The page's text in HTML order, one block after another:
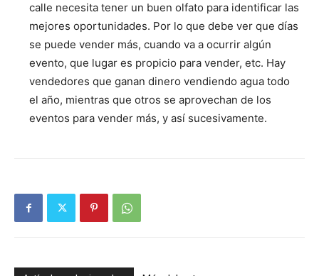
calle necesita tener un buen olfato para identificar las
mejores oportunidades. Por lo que debe ver que días
se puede vender más, cuando va a ocurrir algún
evento, que lugar es propicio para vender, etc. Hay
vendedores que ganan dinero vendiendo agua todo
el año, mientras que otros se aprovechan de los
eventos para vender más, y así sucesivamente.